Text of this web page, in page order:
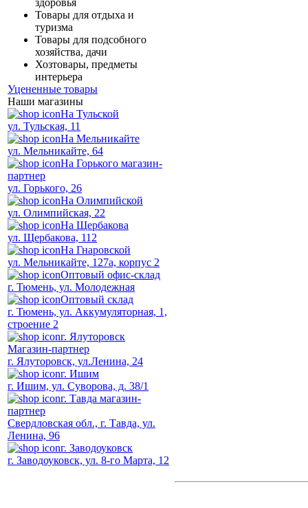
здоровья
Товары для отдыха и
туризма
Товары для подсобного
хозяйства, дачи
Хозтовары, предметы
интерьера
Уцененные товары
Наши магазины
На Тульской
ул. Тульская, 11
На Мельникайте
ул. Мельникайте, 64
На Горького магазин-
партнер
ул. Горького, 26
На Олимпийской
ул. Олимпийская, 22
На Щербакова
ул. Щербакова, 112
На Гнаровской
ул. Мельникайте, 127а, корпус 2
Оптовый офис-склад
г. Тюмень, ул. Молодежная
Оптовый склад
г. Тюмень, ул. Аккумуляторная, 1,
строение 2
г. Ялуторовск
Магазин-партнер
г. Ялуторовск, ул.Ленина, 24
г. Ишим
г. Ишим, ул. Суворова, д. 38/1
г. Тавда магазин-
партнер
Свердловская обл., г. Тавда, ул.
Ленина, 96
г. Заводоуковск
г. Заводоуковск, ул. 8-го Марта, 12